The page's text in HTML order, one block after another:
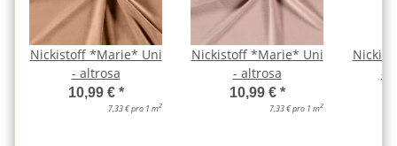
Nickistoff *Marie* Uni
- altrosa
10,99 € *
7,33 € pro 1 m2
Nickistoff *Marie* Uni
- altrosa
10,99 € *
7,33 € pro 1 m2
-